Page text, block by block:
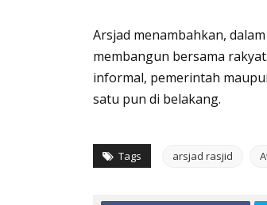
Arsjad menambahkan,
membangun bersama
informal, pemerintah
satu pun di belakang.
Tags arsjad rasjid